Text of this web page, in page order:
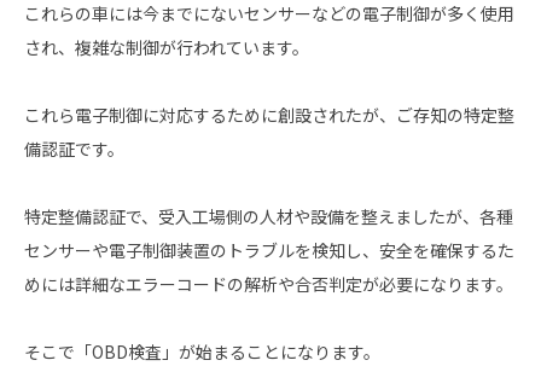
これらの車には今までにないセンサーなどの電子制御が多く使用
され、複雑な制御が行われています。
これら電子制御に対応するために創設されたが、ご存知の特定整
備認証です。
特定整備認証で、受入工場側の人材や設備を整えましたが、各種
センサーや電子制御装置のトラブルを検知し、安全を確保するた
めには詳細なエラーコードの解析や合否判定が必要になります。
そこで「OBD検査」が始まることになります。